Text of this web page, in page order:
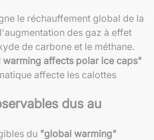
le réchauffement global de la
des gaz à effet
de carbone et le méthane.
warming affects polar ice caps"
affecte les calottes
dus au
du "global warming"